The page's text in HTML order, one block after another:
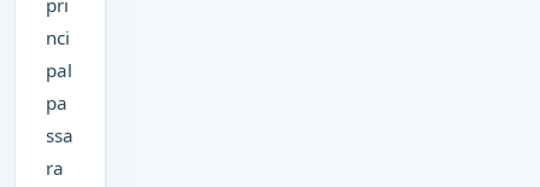
pri
nci
pal
pa
ssa
ra